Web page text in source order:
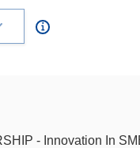
- Innovation In